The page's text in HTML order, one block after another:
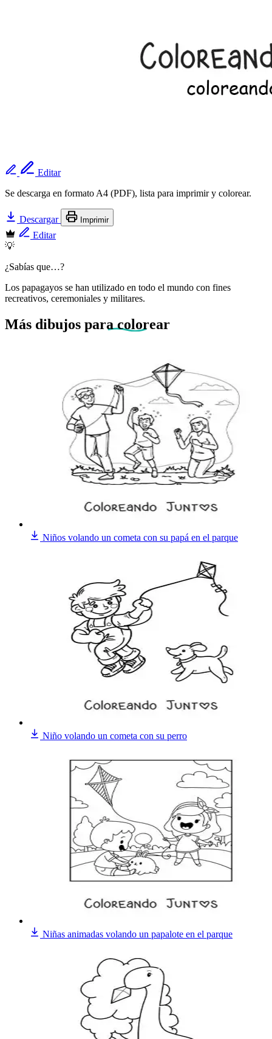
Editar
Se descarga en formato A4 (PDF), lista para imprimir y colorear.
Descargar Imprimir
Editar
💡
¿Sabías que…?
Los papagayos se han utilizado en todo el mundo con fines
recreativos, ceremoniales y militares.
Más dibujos para colorear
Niños volando un cometa con su papá en el parque
Niño volando un cometa con su perro
Niñas animadas volando un papalote en el parque